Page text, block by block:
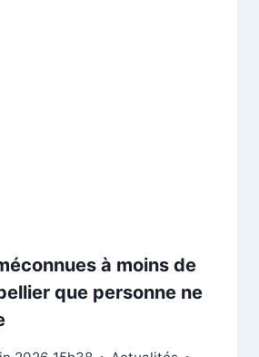
à moins de
que personne ne